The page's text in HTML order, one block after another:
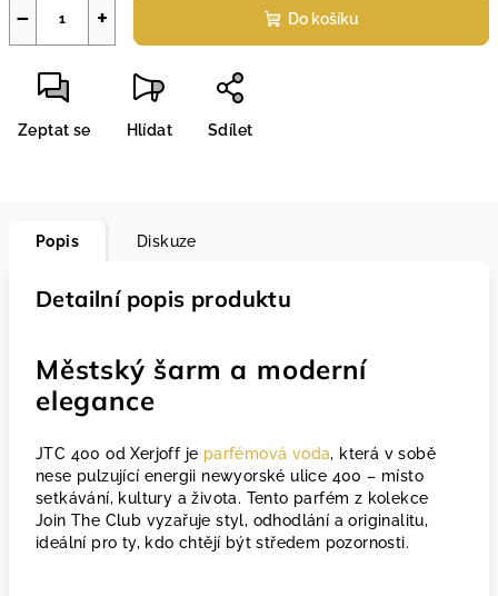
+
− Do košíku
Zeptat se Hlídat Sdílet
Popis Diskuze
Detailní popis produktu
Městský šarm a moderní
elegance
JTC 400 od Xerjoff je parfémová voda, která v sobě
nese pulzující energii newyorské ulice 400 – místo
setkávání, kultury a života. Tento parfém z kolekce
Join The Club vyzařuje styl, odhodlání a originalitu,
ideální pro ty, kdo chtějí být středem pozornosti.